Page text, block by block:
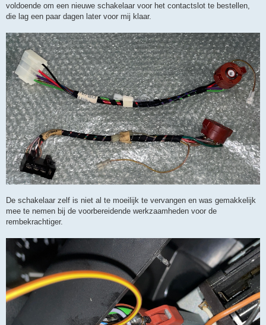
voldoende om een nieuwe schakelaar voor het contactslot te bestellen,
die lag een paar dagen later voor mij klaar.
De schakelaar zelf is niet al te moeilijk te vervangen en was gemakkelijk
mee te nemen bij de voorbereidende werkzaamheden voor de
rembekrachtiger.